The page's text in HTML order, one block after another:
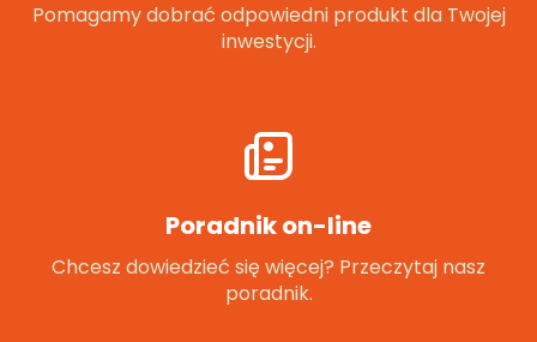
Pomagamy dobrać odpowiedni produkt dla Twojej
inwestycji.
Poradnik on-line
Chcesz dowiedzieć się więcej? Przeczytaj nasz
poradnik.